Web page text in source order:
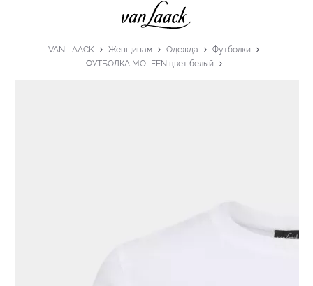
VAN LAACK Женщинам Одежда
Футболки
ФУТБОЛКА MOLEEN цвет белый